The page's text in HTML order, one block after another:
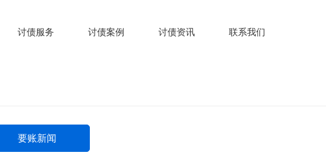
讨债服务 讨债案例 讨债资讯 联系我们
要账新闻